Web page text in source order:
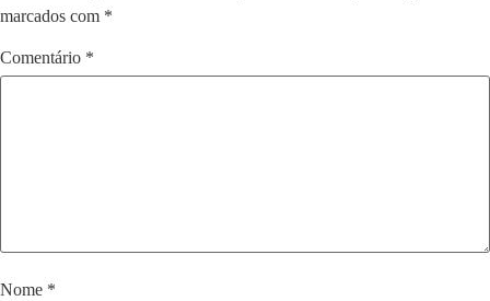
marcados com *
Comentário *
Nome *